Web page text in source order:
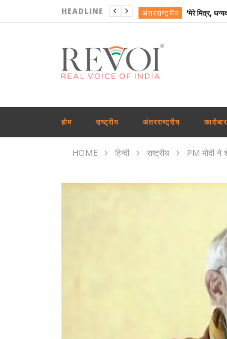
HEADLINE अंतरराष्ट्रीय
राजनीति
राष्ट्रीय
अंतरराष्ट्रीय
कारोबार
अंतरराष्ट्रीय
होम राष्ट्रीय अंतरराष्ट्रीय कारोबार
HOME हिन्दी राष्ट्रीय PM मोदी ने